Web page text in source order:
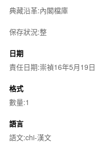
典藏沿革:內閣檔庫
保存狀況:整
日期
責任日期:崇禎16年5月19日
格式
數量:1
語言
語文:chi-漢文